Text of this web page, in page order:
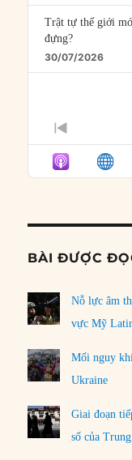
Trật tự thế giới
đựng?
30/07/2026
BÀI ĐƯỢC
Nỗ lực âm
vực Mỹ
Mối nguy
Ukraine
Giai đoạn
số của